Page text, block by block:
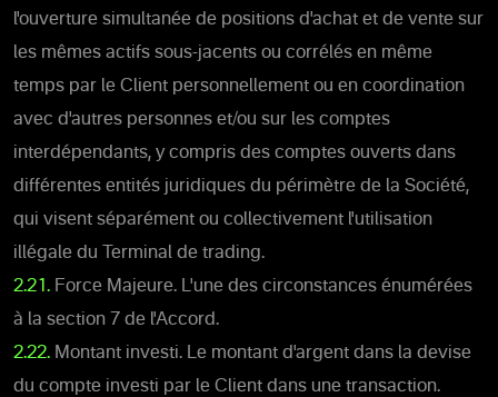
l'ouverture simultanée de positions d'achat et de vente sur
les mêmes actifs sous-jacents ou corrélés en même
temps par le Client personnellement ou en coordination
avec d'autres personnes et/ou sur les comptes
interdépendants, y compris des comptes ouverts dans
différentes entités juridiques du périmètre de la Société,
qui visent séparément ou collectivement l'utilisation
illégale du Terminal de trading.
2.21. Force Majeure. L'une des circonstances énumérées
à la section 7 de l'Accord.
2.22. Montant investi. Le montant d'argent dans la devise
du compte investi par le Client dans une transaction.